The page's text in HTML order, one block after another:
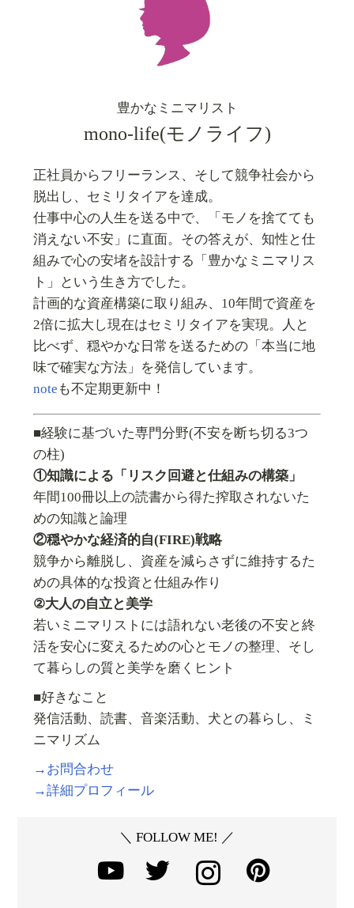
豊かなミニマリスト
mono-life(モノライフ)
正社員からフリーランス、そして競争社会から
脱出し、セミリタイアを達成。
仕事中心の人生を送る中で、「モノを捨てても
消えない不安」に直面。その答えが、知性と仕
組みで心の安堵を設計する「豊かなミニマリス
ト」という生き方でした。
計画的な資産構築に取り組み、10年間で資産を
2倍に拡大し現在はセミリタイアを実現。人と
比べず、穏やかな日常を送るための「本当に地
味で確実な方法」を発信しています。
note も不定期更新中！
■経験に基づいた専門分野(不安を断ち切る3つ
の柱)
①知識による「リスク回避と仕組みの構築」
年間100冊以上の読書から得た搾取されないた
めの知識と論理
②穏やかな経済的自(FIRE)戦略
競争から離脱し、資産を減らさずに維持するた
めの具体的な投資と仕組み作り
②大人の自立と美学
若いミニマリストには語れない老後の不安と終
活を安心に変えるための心とモノの整理、そし
て暮らしの質と美学を磨くヒント
■好きなこと
発信活動、読書、音楽活動、犬との暮らし、ミ
ニマリズム
→お問合わせ
→詳細プロフィール
＼ FOLLOW ME! ／